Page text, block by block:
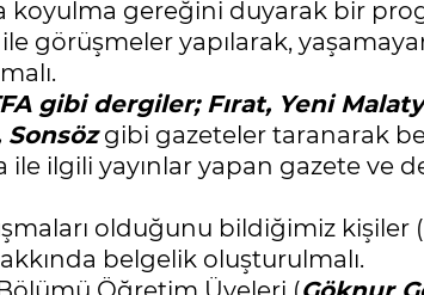
koyulma gereğini duyarak bir
görüşmeler yapılarak,
gibi dergiler; Fırat, Yeni
Sonsözgibi gazeteler taranarak
ile ilgili yayınlar yapan gazete ve
olduğunu bildiğimiz kişiler (
belgelik oluşturulmalı.